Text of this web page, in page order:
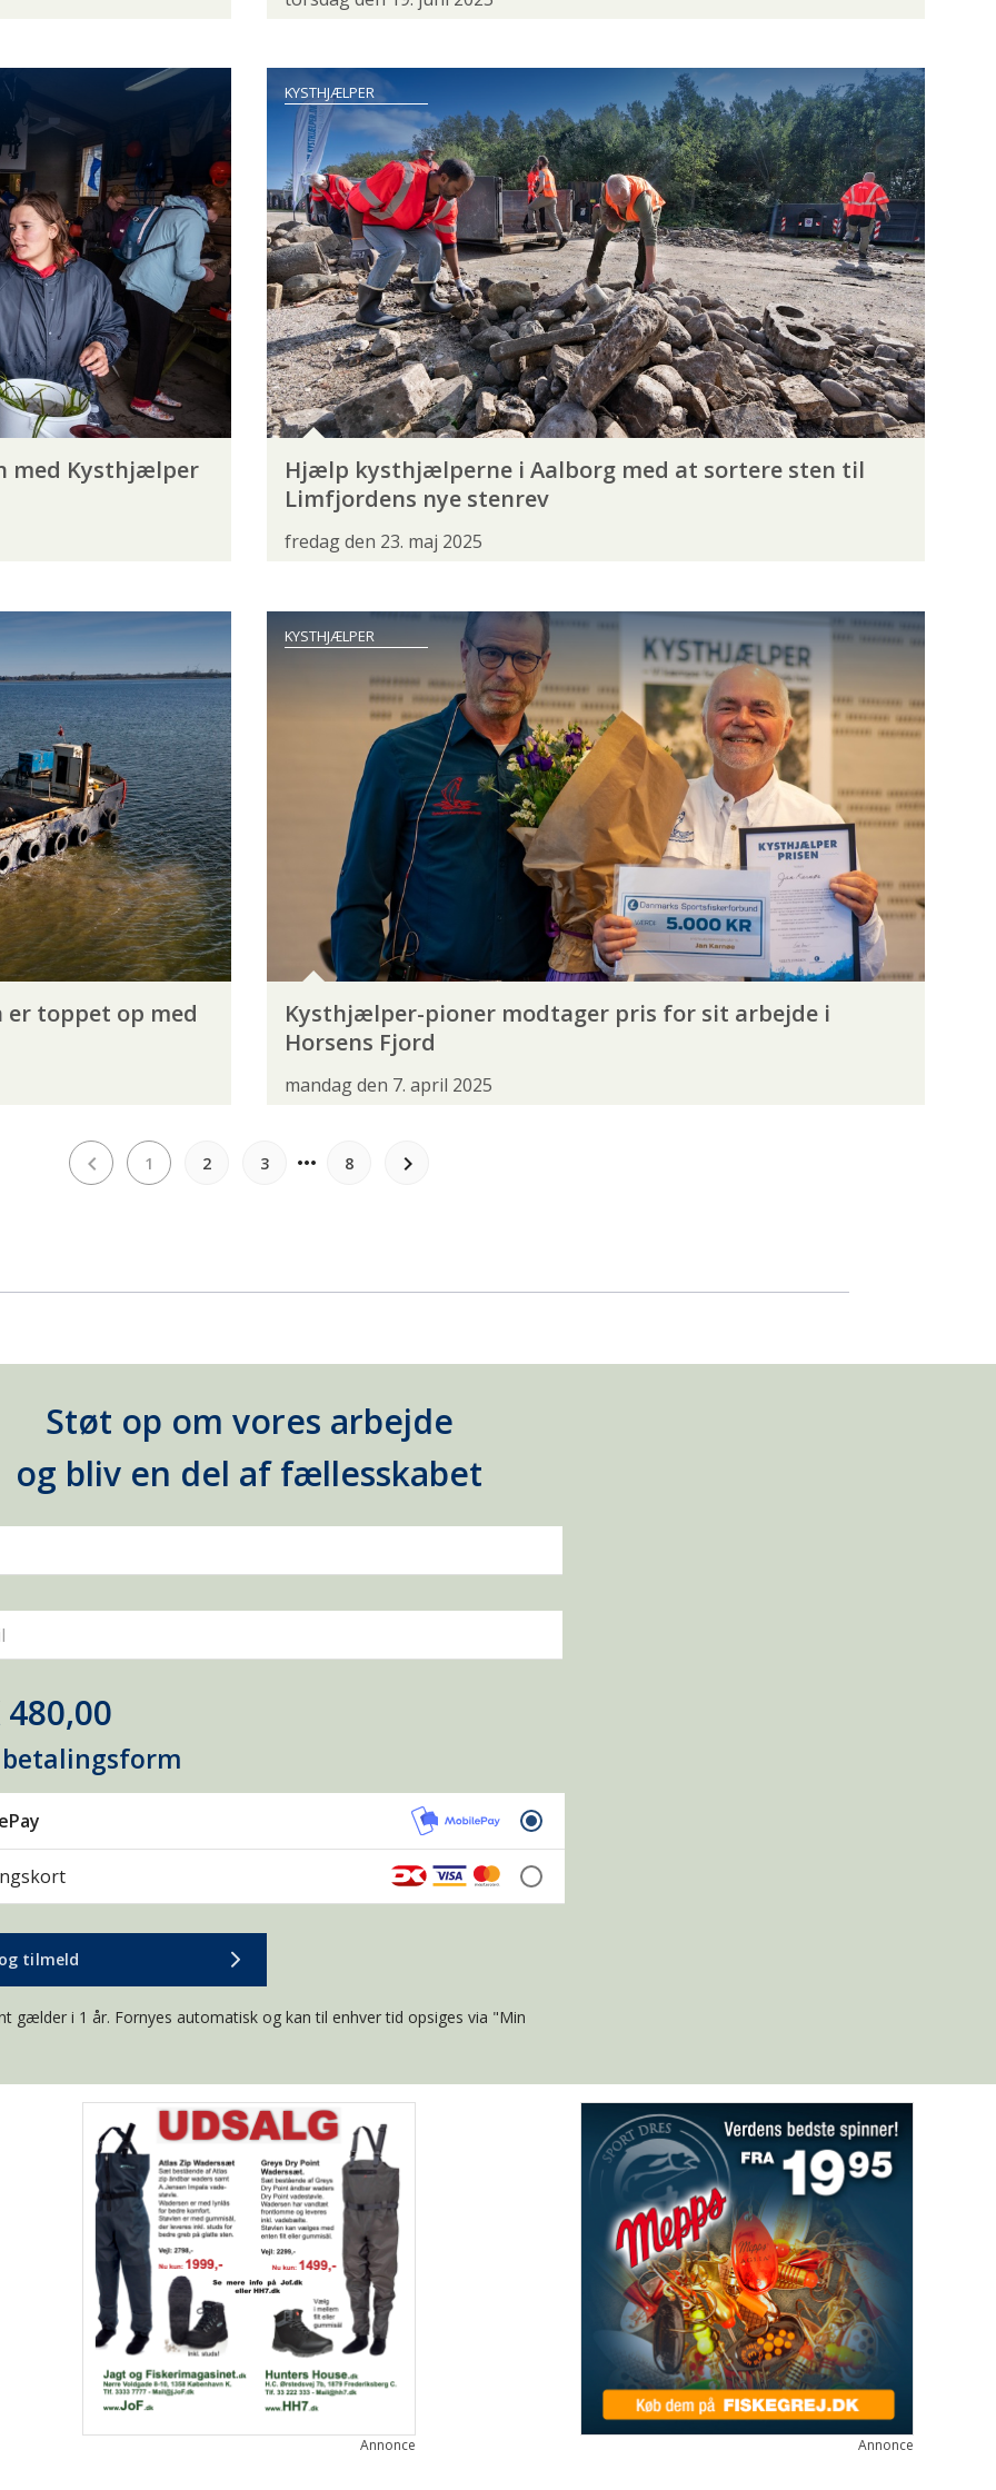
NATUR- OG MILJØKOORDINATORER
FISKEAKADEMIET FISKEKONKURRENCE FISKESKOLE FLUEBINDING FOREDRAG
KURSUS LYSTFISKERFESTIVAL LYSTFISKERIETS DAG MEDLEMSFORDELE MESSE
REJSE SMOLTVAGT TURISME
DAGKORT DE GLEMTE SØER ELFISKERI ENTOMOLOGI FISKEBESTANDE
FISKERIKONTROL FISKESYGDOMME FISKETEGN FISKEUNDERSØGELSE FORURENING
GYDNING ILTSVIND INVASIV ART LAKSELUS
NATURPLANER RÅSTOFINDVINDING
FJÄLLRÄVEN FLUEHJUL FLUESTANG GEOFF ANDERSON GUIDELINE
PATAGONIA SAGE SAVAGE GEAR SHIMANO SMITH CREEK
WATERWORKS-LAMSON WOBLER
med Kysthjælper
KYSTHJÆLPER
Hjælp kysthjælperne i Aalborg med at sortere sten til
Limfjordens nye stenrev
fredag den 23. maj 2025
toppet op med
KYSTHJÆLPER
Kysthjælper-pioner modtager pris for sit arbejde i
Horsens Fjord
mandag den 7. april 2025
keyboard_arrow_left 1 2 3 more_horiz 8 keyboard_arrow_right
Støt op om vores arbejde
og bliv en del af fællesskabet
480,00
tilmeld
gælder i 1 år. Fornyes automatisk og kan til enhver tid opsiges via "Min
Annonce Annonce